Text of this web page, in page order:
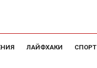
ЛАЙФХАКИ СПОРТ